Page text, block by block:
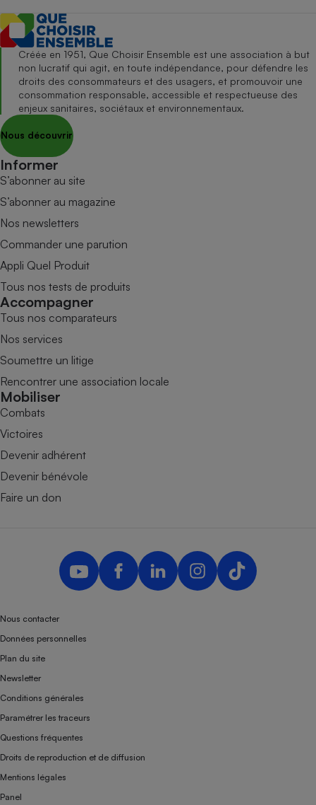
Créée en 1951, Que Choisir Ensemble est une association à but
non lucratif qui agit, en toute indépendance, pour défendre les
droits des consommateurs et des usagers, et promouvoir une
consommation responsable, accessible et respectueuse des
enjeux sanitaires, sociétaux et environnementaux.
Nous découvrir
Informer
S’abonner au site
S’abonner au magazine
Nos newsletters
Commander une parution
Appli Quel Produit
Tous nos tests de produits
Accompagner
Tous nos comparateurs
Nos services
Soumettre un litige
Rencontrer une association locale
Mobiliser
Combats
Victoires
Devenir adhérent
Devenir bénévole
Faire un don
Nous contacter
Données personnelles
Plan du site
Newsletter
Conditions générales
Paramétrer les traceurs
Questions fréquentes
Droits de reproduction et de diffusion
Mentions légales
Panel